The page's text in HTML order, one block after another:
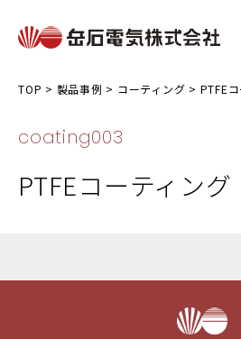
TOP > 製品事例 > コーティング > PTFE
coating003
PTFEコーティング